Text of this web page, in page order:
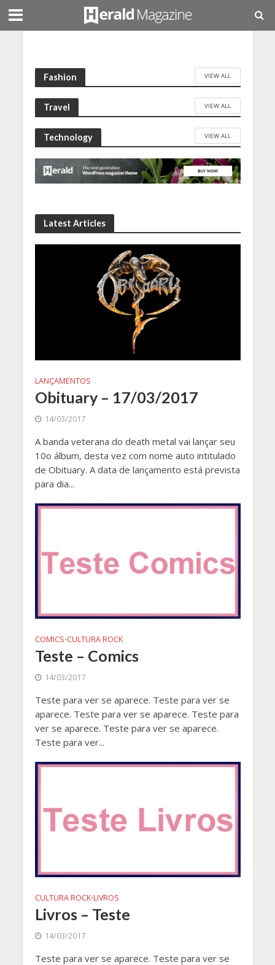
Fashion VIEW ALL
Travel VIEW ALL
Technology VIEW ALL
Latest Articles
LANÇAMENTOS
Obituary – 17/03/2017
14/03/2017
A banda veterana do death metal vai lançar seu
10o álbum, desta vez com nome auto intitulado
de Obituary. A data de lançamento está prevista
para dia...
COMICS•CULTURA ROCK
Teste – Comics
14/03/2017
Teste para ver se aparece. Teste para ver se
aparece. Teste para ver se aparece. Teste para
ver se aparece. Teste para ver se aparece.
Teste para ver...
CULTURA ROCK•LIVROS
Livros – Teste
14/03/2017
Teste para ver se aparece. Teste para ver se